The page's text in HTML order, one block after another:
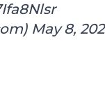
May 8,